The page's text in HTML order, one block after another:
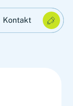
Kontakt